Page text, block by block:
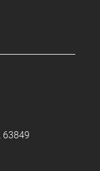
63849